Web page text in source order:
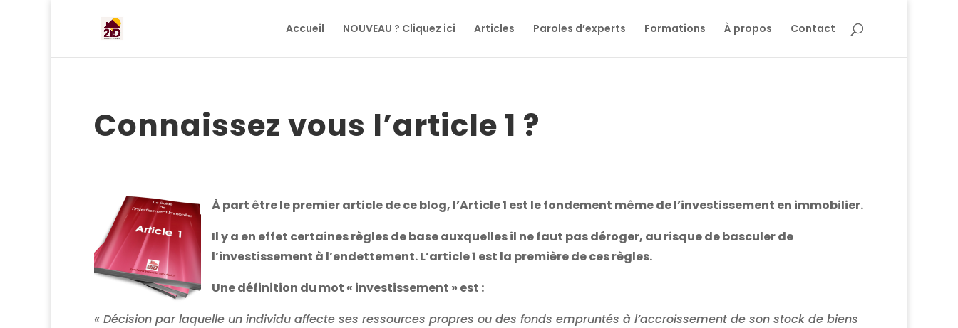
Accueil NOUVEAU ? Cliquez ici Articles Paroles d’experts Formations À propos Contact
Connaissez vous l’article 1 ?
À part être le premier article de ce blog, l’Article 1 est le fondement même de l’investissement en immobilier.
Il y a en effet certaines règles de base auxquelles il ne faut pas déroger, au risque de basculer de
l’investissement à l’endettement. L’article 1 est la première de ces règles.
Une définition du mot « investissement » est :
« Décision par laquelle un individu affecte ses ressources propres ou des fonds empruntés à l’accroissement de son stock de biens